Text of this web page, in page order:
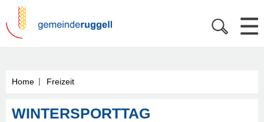
Home | Freizeit
WINTERSPORTTAG